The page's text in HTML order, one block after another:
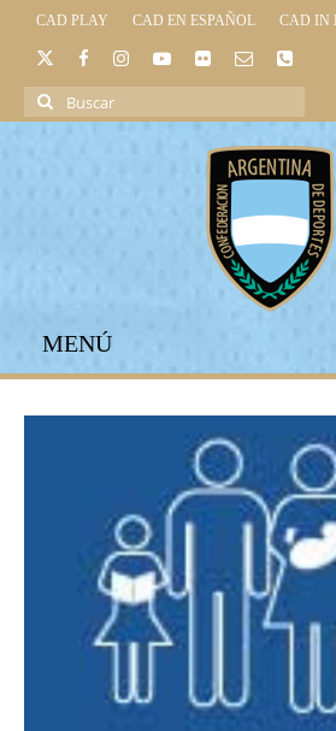
CAD PLAY CAD EN ESPAÑOL CAD IN
Buscar
por:
MENÚ
INICIO
INSTITUCIONAL
LEGISLACIÓN
UNIVERSO CAD
NOTICIAS
CAD MEDIA
CAD FEDERAL